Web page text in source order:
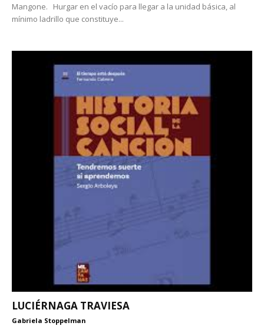
Mangone. Hurgar en el vacío para llegar a la unidad básica, al
mínimo ladrillo que constituye...
LUCIÉRNAGA TRAVIESA
Gabriela Stoppelman